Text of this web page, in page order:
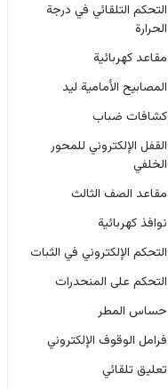
التحكم التلقائي في درجة
الحرارة
مقاعد كهربائية
المصابيح الأمامية ليد
كشافات ضباب
القفل الإلكتروني للمحور
الخلفي
مقاعد الصف الثالث
نوافذ كهربائية
التحكم الإلكتروني في الثبات
التحكم على المنحدرات
حساس المطر
فرامل الوقوف الإلكتروني
تعليق تلقائي